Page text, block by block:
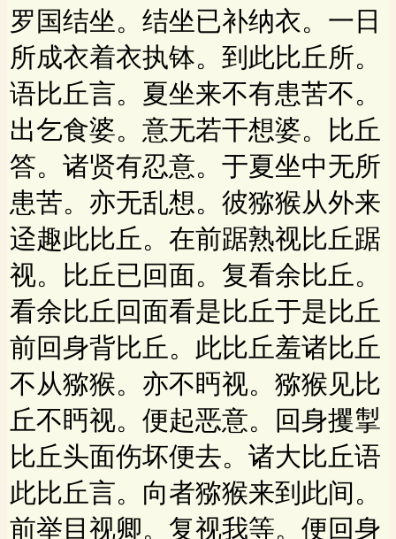
罗国结坐。结坐已补纳衣。一日
所成衣着衣执钵。到此比丘所。
语比丘言。夏坐来不有患苦不。
出乞食婆。意无若干想婆。比丘
答。诸贤有忍意。于夏坐中无所
患苦。亦无乱想。彼猕猴从外来
迳趣此比丘。在前踞熟视比丘踞
视。比丘已回面。复看余比丘。
看余比丘回面看是比丘于是比丘
前回身背比丘。此比丘羞诸比丘
不从猕猴。亦不眄视。猕猴见比
丘不眄视。便起恶意。回身攫掣
比丘头面伤坏便去。诸大比丘语
此比丘言。向者猕猴来到此间。
前举目视卿。复视我等。便回身